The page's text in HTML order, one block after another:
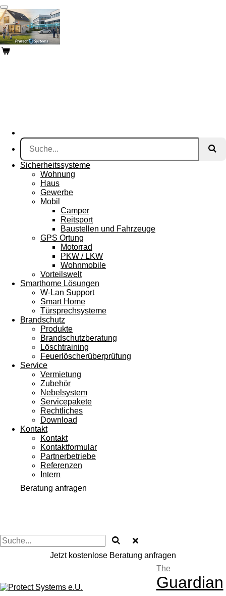
Zum
Hauptinhalt
springen
Sicherheitssysteme
Wohnung
Haus
Gewerbe
Mobil
Camper
Reitsport
Baustellen und Fahrzeuge
GPS Ortung
Motorrad
PKW / LKW
Wohnmobile
Vorteilswelt
Smarthome Lösungen
W-Lan Support
Smart Home
Türsprechsysteme
Brandschutz
Produkte
Brandschutzberatung
Löschtraining
Feuerlöscherüberprüfung
Service
Vermietung
Zubehör
Nebelsystem
Servicepakete
Rechtliches
Download
Kontakt
Kontakt
Kontaktformular
Partnerbetriebe
Referenzen
Intern
Beratung anfragen
Jetzt kostenlose Beratung anfragen
The
Guardian